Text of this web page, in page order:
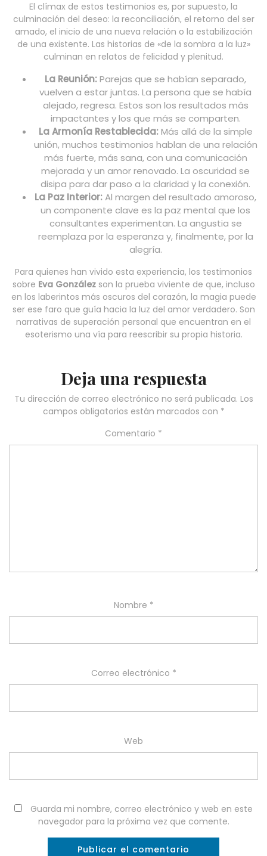
El clímax de estos testimonios es, por supuesto, la
culminación del deseo: la reconciliación, el retorno del ser
amado, el inicio de una nueva relación o la estabilización
de una existente. Las historias de «de la sombra a la luz»
culminan en relatos de felicidad y plenitud.
La Reunión:Parejas que se habían separado,
vuelven a estar juntas. La persona que se había
alejado, regresa. Estos son los resultados más
impactantes y los que más se comparten.
La Armonía Restablecida:Más allá de la simple
unión, muchos testimonios hablan de una relación
más fuerte, más sana, con una comunicación
mejorada y un amor renovado. La oscuridad se
disipa para dar paso a la claridad y la conexión.
La Paz Interior:Al margen del resultado amoroso,
un componente clave es la paz mental que los
consultantes experimentan. La angustia se
reemplaza por la esperanza y, finalmente, por la
alegría.
Para quienes han vivido esta experiencia, los testimonios
sobre Eva Gonzálezson la prueba viviente de que, incluso
en los laberintos más oscuros del corazón, la magia puede
ser ese faro que guía hacia la luz del amor verdadero. Son
narrativas de superación personal que encuentran en el
esoterismo una vía para reescribir su propia historia.
Deja una respuesta
Tu dirección de correo electrónico no será publicada. Los
campos obligatorios están marcados con *
Comentario *
Nombre *
Correo electrónico *
Web
Guarda mi nombre, correo electrónico y web en este
navegador para la próxima vez que comente.